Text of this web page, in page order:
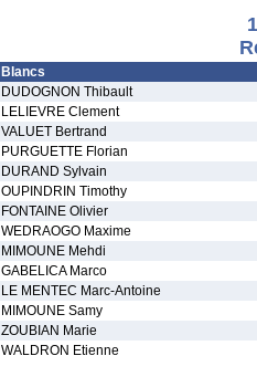
Blancs
DUDOGNON Thibault
LELIEVRE Clement
VALUET Bertrand
PURGUETTE Florian
DURAND Sylvain
OUPINDRIN Timothy
FONTAINE Olivier
WEDRAOGO Maxime
MIMOUNE Mehdi
GABELICA Marco
LE MENTEC Marc-Antoine
MIMOUNE Samy
ZOUBIAN Marie
WALDRON Etienne